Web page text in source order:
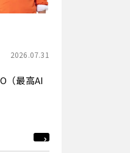
2026.07.31
（最高AI